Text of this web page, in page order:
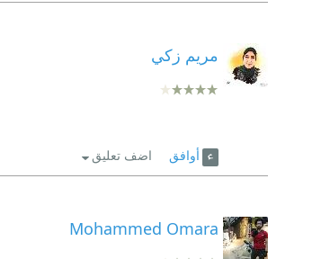
مريم زكي
أوافق اضف تعليق
Mohammed Omara